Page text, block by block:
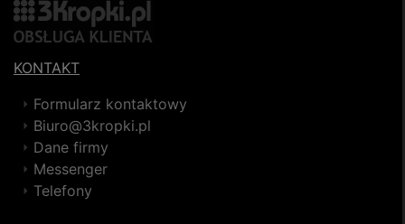
KONTAKT
Formularz kontaktowy
Biuro@3kropki.pl
Dane firmy
Messenger
Telefony